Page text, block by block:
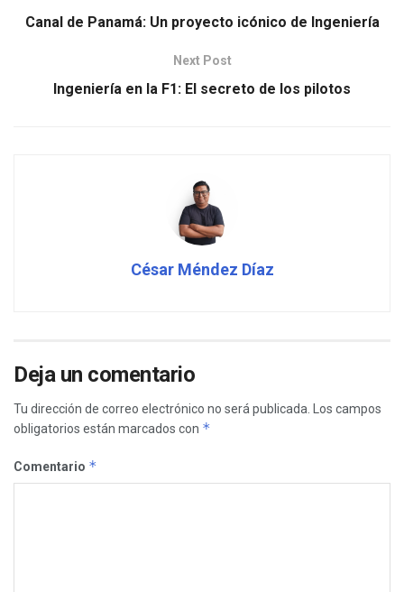
Canal de Panamá: Un proyecto icónico de Ingeniería
Next Post
Ingeniería en la F1: El secreto de los pilotos
César Méndez Díaz
Deja un comentario
Tu dirección de correo electrónico no será publicada.
Los campos
obligatorios están marcados con *
Comentario *